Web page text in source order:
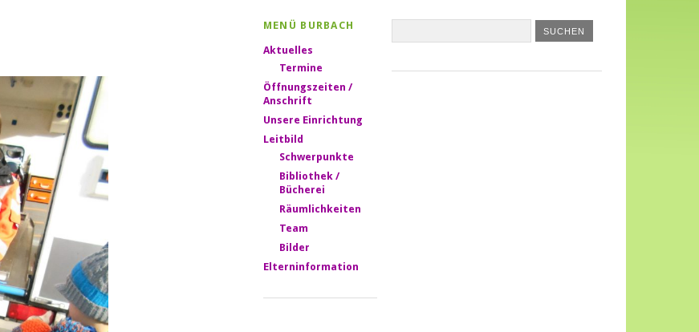
MENÜ BURBACH
Aktuelles
Termine
Öffnungszeiten /
Anschrift
Unsere Einrichtung
Leitbild
Schwerpunkte
Bibliothek /
Bücherei
Räumlichkeiten
Team
Bilder
Elterninformation